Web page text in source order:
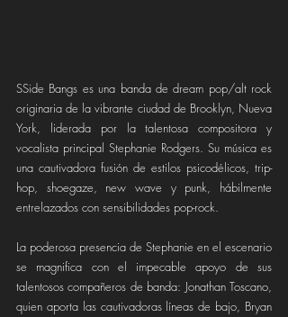
SSide Bangs es una banda de dream pop/alt rock
originaria de la vibrante ciudad de Brooklyn, Nueva
York, liderada por la talentosa compositora y
vocalista principal Stephanie Rodgers. Su música es
una cautivadora fusión de estilos psicodélicos, trip-
hop, shoegaze, new wave y punk, hábilmente
entrelazados con sensibilidades pop-rock.
La poderosa presencia de Stephanie en el escenario
se magnifica con el impecable apoyo de sus
talentosos compañeros de banda: Jonathan Toscano,
quien aporta las cautivadoras líneas de bajo, Bryan